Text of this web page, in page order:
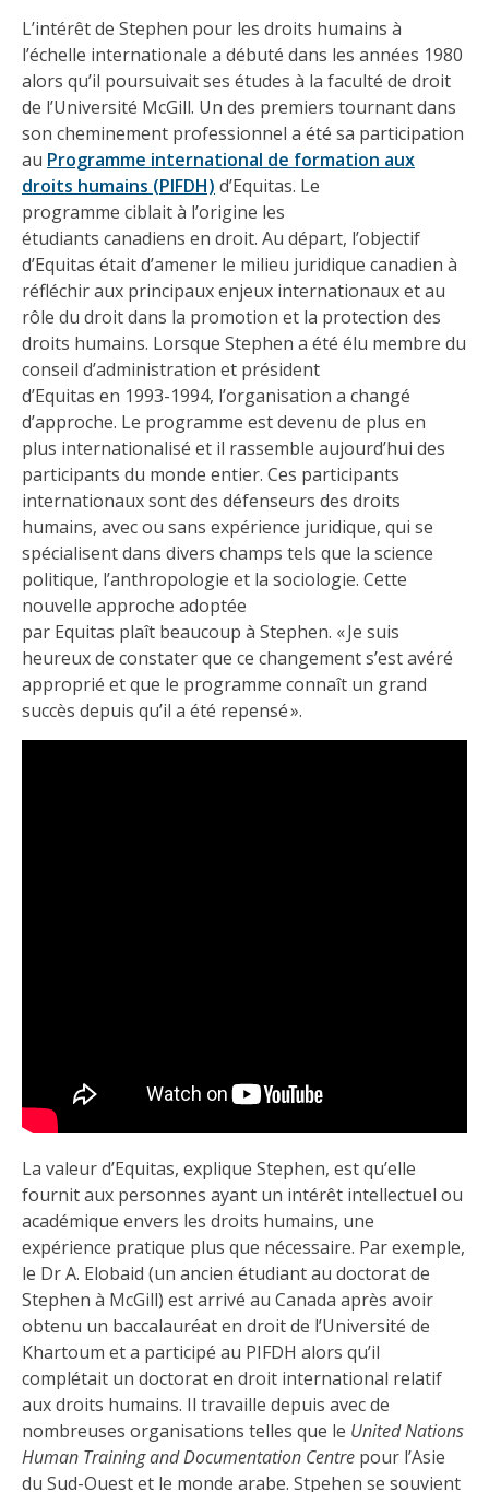
L’intérêt de Stephen pour les droits humains à
l’échelle internationale a débuté dans les années 1980
alors qu’il poursuivait ses études à la faculté de droit
de l’Université McGill. Un des premiers tournant dans
son cheminement professionnel a été sa participation
au Programme international de formation aux
droits humains (PIFDH) d’Equitas. Le
programme ciblait à l’origine les
étudiants canadiens en droit. Au départ, l’objectif
d’Equitas était d’amener le milieu juridique canadien à
réfléchir aux principaux enjeux internationaux et au
rôle du droit dans la promotion et la protection des
droits humains. Lorsque Stephen a été élu membre du
conseil d’administration et président
d’Equitas en 1993-1994, l’organisation a changé
d’approche. Le programme est devenu de plus en
plus internationalisé et il rassemble aujourd’hui des
participants du monde entier. Ces participants
internationaux sont des défenseurs des droits
humains, avec ou sans expérience juridique, qui se
spécialisent dans divers champs tels que la science
politique, l’anthropologie et la sociologie. Cette
nouvelle approche adoptée
par Equitas plaît beaucoup à Stephen. « Je suis
heureux de constater que ce changement s’est avéré
approprié et que le programme connaît un grand
succès depuis qu’il a été repensé ».
La valeur d’Equitas, explique Stephen, est qu’elle
fournit aux personnes ayant un intérêt intellectuel ou
académique envers les droits humains, une
expérience pratique plus que nécessaire. Par exemple,
le Dr A. Elobaid (un ancien étudiant au doctorat de
Stephen à McGill) est arrivé au Canada après avoir
obtenu un baccalauréat en droit de l’Université de
Khartoum et a participé au PIFDH alors qu’il
complétait un doctorat en droit international relatif
aux droits humains. Il travaille depuis avec de
nombreuses organisations telles que le United Nations
Human Training and Documentation Centre pour l’Asie
du Sud-Ouest et le monde arabe. Stpehen se souvient